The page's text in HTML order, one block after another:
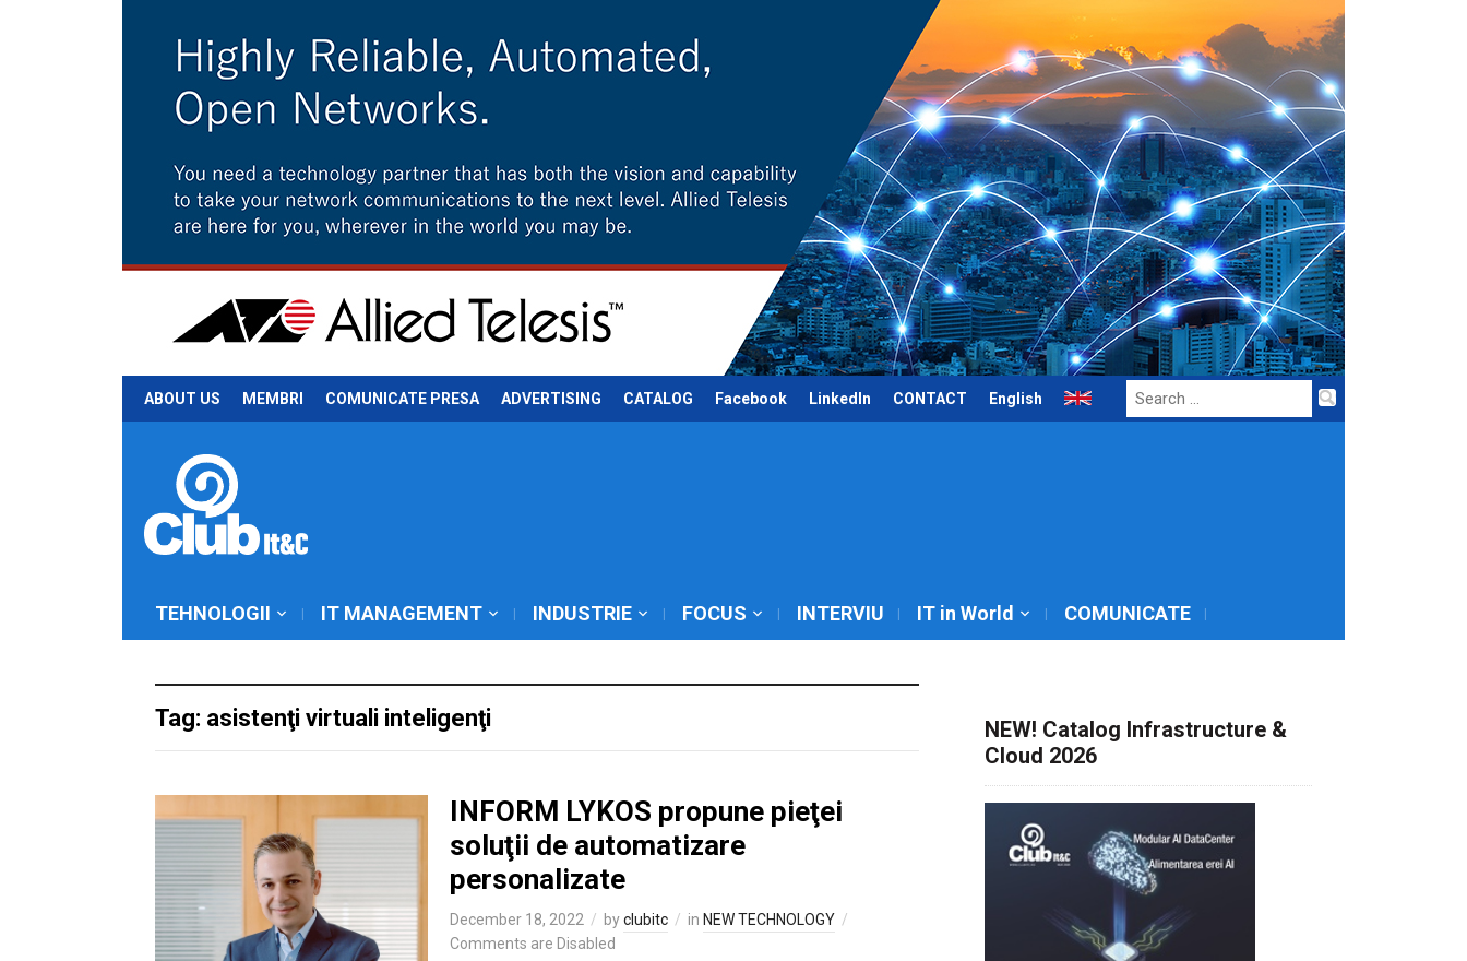
ABOUT US MEMBRI COMUNICATE PRESA ADVERTISING CATALOG Facebook LinkedIn CONTACT English
Search
for:
TEHNOLOGII IT MANAGEMENT INDUSTRIE FOCUS INTERVIU IT in World COMUNICATE
Tag: asistenţi virtuali inteligenţi
INFORM LYKOS propune pieţei
soluţii de automatizare
personalizate
December 18, 2022 byclubitc in NEW TECHNOLOGY
Comments are Disabled
NEW! Catalog Infrastructure &
Cloud 2026